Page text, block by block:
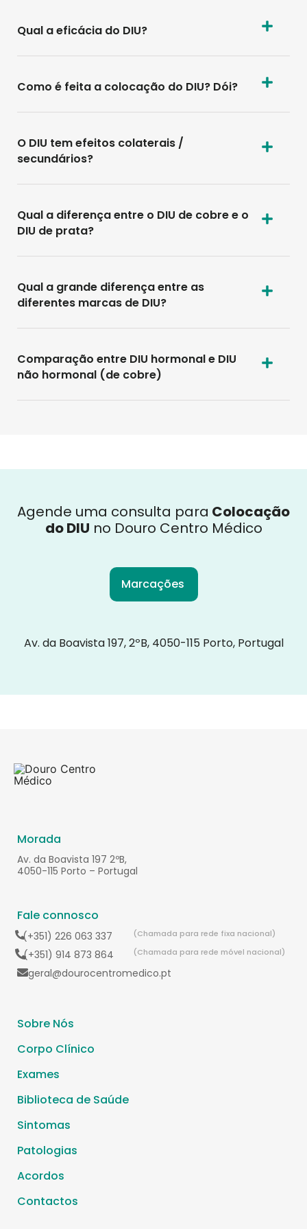
Qual a eficácia do DIU?
Como é feita a colocação do DIU? Dói?
O DIU tem efeitos colaterais /
secundários?
Qual a diferença entre o DIU de cobre e o
DIU de prata?
Qual a grande diferença entre as
diferentes marcas de DIU?
Comparação entre DIU hormonal e DIU
não hormonal (de cobre)
Agende uma consulta para Colocação
do DIU no Douro Centro Médico
Marcações
Av. da Boavista 197, 2ºB, 4050-115 Porto, Portugal
Morada
Av. da Boavista 197 2ºB,
4050-115 Porto – Portugal
Fale connosco
(+351) 226 063 337 (Chamada para rede fixa nacional)
(+351) 914 873 864 (Chamada para rede móvel nacional)
geral@dourocentromedico.pt
Sobre Nós
Corpo Clínico
Exames
Biblioteca de Saúde
Sintomas
Patologias
Acordos
Contactos